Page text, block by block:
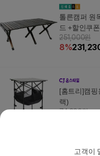
고객이
톨른캠퍼 원
드 +할인쿠폰
251,000원
8%
[홈트리]캠
랙)
74,300원